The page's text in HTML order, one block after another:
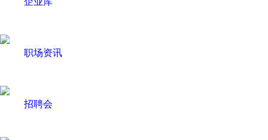
职场资讯
招聘会